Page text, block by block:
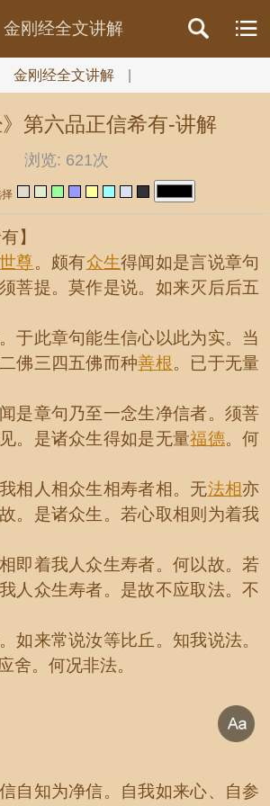
置
金刚经全文讲解
金刚经全文讲解 |
》第六品正信希有-讲解
浏览: 621次
】
世尊。颇有众生得闻如是言说章句
菩提。莫作是说。如来灭后后五
于此章句能生信心以此为实。当
佛三四五佛而种善根。已于无量
是章句乃至一念生净信者。须菩
。是诸众生得如是无量福德。何
相人相众生相寿者相。无法相亦
。是诸众生。若心取相则为着我
即着我人众生寿者。何以故。若
人众生寿者。是故不应取法。不
如来常说汝等比丘。知我说法。
舍。何况非法。
自知为净信。自我如来心、自参